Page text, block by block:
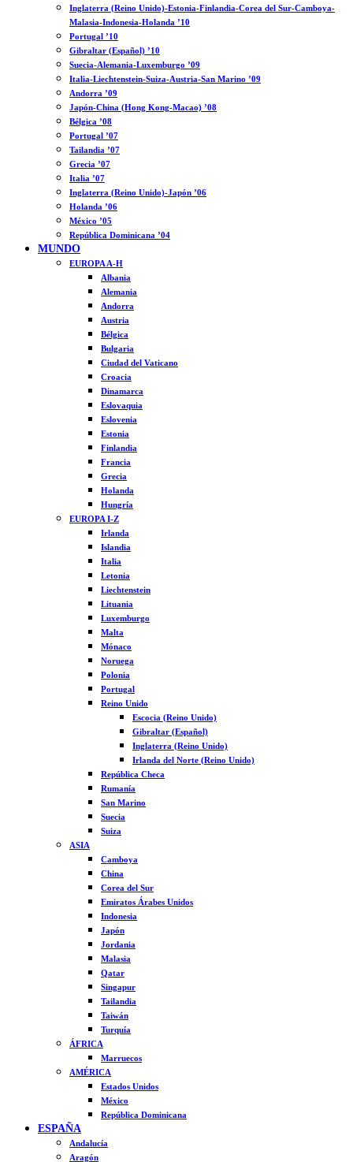
Inglaterra (Reino Unido)-Estonia-Finlandia-Corea del Sur-Camboya-
Malasia-Indonesia-Holanda ’10
Portugal ’10
Gibraltar (Español) ’10
Suecia-Alemania-Luxemburgo ’09
Italia-Liechtenstein-Suiza-Austria-San Marino ’09
Andorra ’09
Japón-China (Hong Kong-Macao) ’08
Bélgica ’08
Portugal ’07
Tailandia ’07
Grecia ’07
Italia ’07
Inglaterra (Reino Unido)-Japón ’06
Holanda ’06
México ’05
República Dominicana ’04
MUNDO
EUROPA A-H
Albania
Alemania
Andorra
Austria
Bélgica
Bulgaria
Ciudad del Vaticano
Croacia
Dinamarca
Eslovaquia
Eslovenia
Estonia
Finlandia
Francia
Grecia
Holanda
Hungría
EUROPA I-Z
Irlanda
Islandia
Italia
Letonia
Liechtenstein
Lituania
Luxemburgo
Malta
Mónaco
Noruega
Polonia
Portugal
Reino Unido
Escocia (Reino Unido)
Gibraltar (Español)
Inglaterra (Reino Unido)
Irlanda del Norte (Reino Unido)
República Checa
Rumanía
San Marino
Suecia
Suiza
ASIA
Camboya
China
Corea del Sur
Emiratos Árabes Unidos
Indonesia
Japón
Jordania
Malasia
Qatar
Singapur
Tailandia
Taiwán
Turquía
ÁFRICA
Marruecos
AMÉRICA
Estados Unidos
México
República Dominicana
ESPAÑA
Andalucía
Aragón